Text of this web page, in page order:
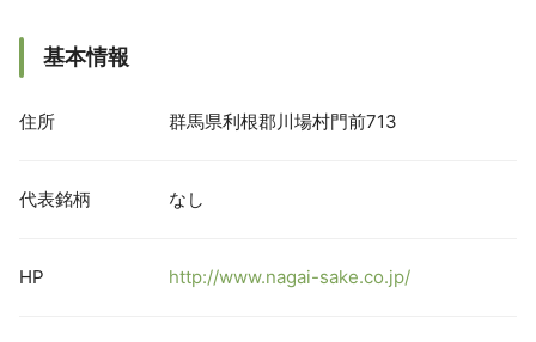
基本情報
住所 群馬県利根郡川場村門前713
代表銘柄 なし
HP http://www.nagai-sake.co.jp/